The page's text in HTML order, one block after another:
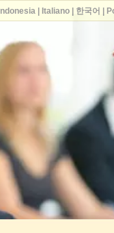
Indonesia| Italiano| 한국어